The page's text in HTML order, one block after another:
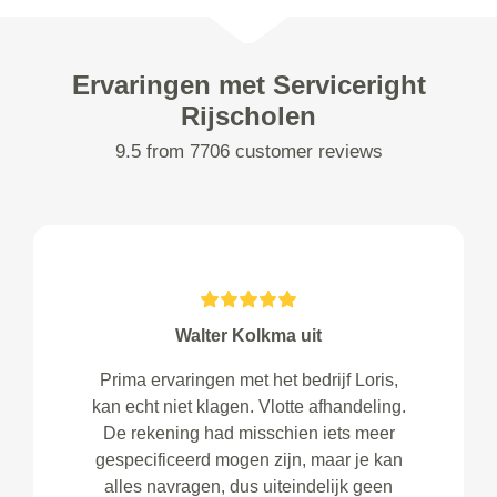
Ervaringen met Serviceright
Rijscholen
9.5 from 7706 customer reviews
Walter Kolkma uit
Prima ervaringen met het bedrijf Loris,
kan echt niet klagen. Vlotte afhandeling.
De rekening had misschien iets meer
gespecificeerd mogen zijn, maar je kan
alles navragen, dus uiteindelijk geen